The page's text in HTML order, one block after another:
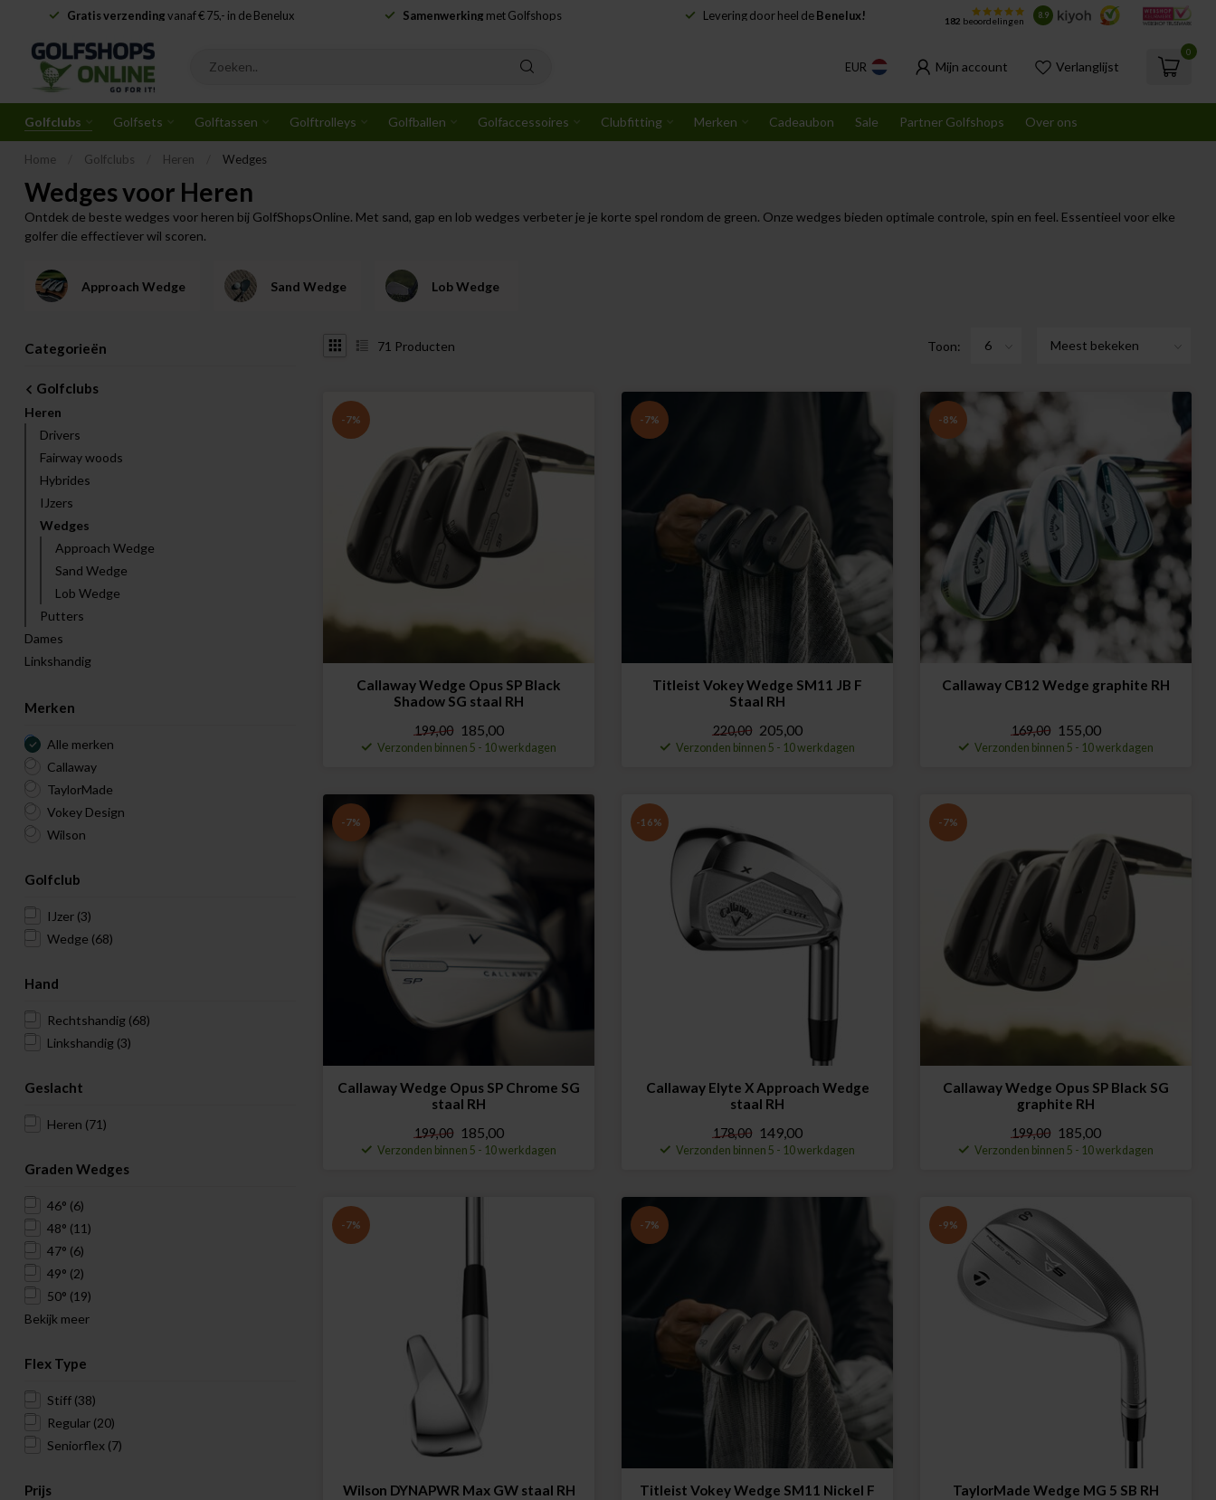
Gratis verzendingvanaf € 75,- in de Benelux Samenwerking met Golfshops Levering door heel deBenelux! 182 beoordelingen
8.9
EUR Mijn account Verlanglijst
0
Golfclubs Golfsets Golftassen Golftrolleys Golfballen Golfaccessoires Clubfitting Merken Cadeaubon Sale Partner Golfshops Over ons
Home Golfclubs Heren Wedges
Wedges voor Heren
Ontdek de beste wedges voor heren bij GolfShopsOnline. Met sand, gap en lob wedges verbeter je je korte spel rondom de green. Onze wedges bieden optimale controle, spin en feel. Essentieel voor elke
golfer die effectiever wil scoren.
Approach Wedge Sand Wedge Lob Wedge
Categorieën
Golfclubs
Heren
Drivers
Fairway woods
Hybrides
IJzers
Wedges
Approach Wedge
Sand Wedge
Lob Wedge
Putters
Dames
Linkshandig
Merken
Alle merken
Callaway
TaylorMade
Vokey Design
Wilson
Golfclub
IJzer (3)
Wedge (68)
Hand
Rechtshandig (68)
Linkshandig (3)
Geslacht
Heren (71)
Graden Wedges
46° (6)
48° (11)
47° (6)
49° (2)
50° (19)
Bekijk meer
Flex Type
Stiff (38)
Regular (20)
Seniorflex (7)
Prijs
71 Producten Toon:
-7%
Callaway Wedge Opus SP Black
Shadow SG staal RH
199,00 185,00
Verzonden binnen 5 - 10 werkdagen
-7%
Titleist Vokey Wedge SM11 JB F
Staal RH
220,00 205,00
Verzonden binnen 5 - 10 werkdagen
-8%
Callaway CB12 Wedge graphite RH
169,00 155,00
Verzonden binnen 5 - 10 werkdagen
-7%
Callaway Wedge Opus SP Chrome SG
staal RH
199,00 185,00
Verzonden binnen 5 - 10 werkdagen
-16%
Callaway Elyte X Approach Wedge
staal RH
178,00 149,00
Verzonden binnen 5 - 10 werkdagen
-7%
Callaway Wedge Opus SP Black SG
graphite RH
199,00 185,00
Verzonden binnen 5 - 10 werkdagen
-7%
Wilson DYNAPWR Max GW staal RH
-7%
Titleist Vokey Wedge SM11 Nickel F
-9%
TaylorMade Wedge MG 5 SB RH